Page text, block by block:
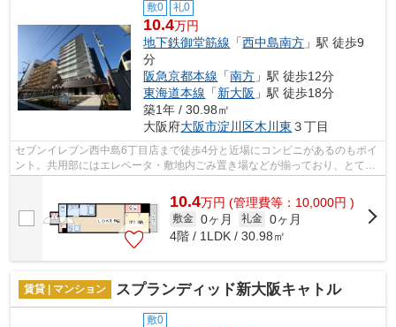
敷0 礼0
10.4万円
地下鉄御堂筋線 「西中島南方 」駅 徒歩9
分
阪急京都本線 「南方 」駅 徒歩12分
東海道本線 「新大阪 」駅 徒歩18分
築1年 / 30.98㎡
大阪府大阪市淀川区木川東 ３丁目
セブンイレブン西中島6丁目店まで徒歩4分と近場にコンビニがあるのもポイ
ント。共用部にはエレベータ・敷地内ごみ置き場などが揃っており、とても
10.4万円 (管理費等：10,000円 )
敷金 0ヶ月 礼金 0ヶ月
4階 / 1LDK / 30.98㎡
賃貸 | マンション スプランディッド新大阪キャトル
敷0